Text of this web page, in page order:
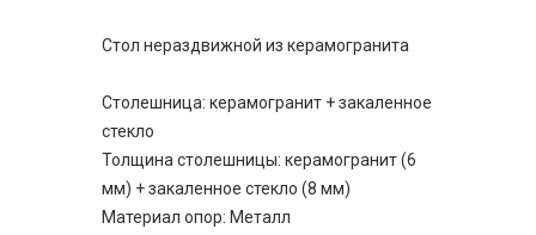
Стол нераздвижной из керамогранита
Столешница: керамогранит + закаленное
стекло
Толщина столешницы: керамогранит (6
мм) + закаленное стекло (8 мм)
Материал опор: Металл